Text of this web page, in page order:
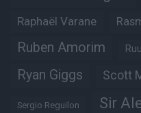
Raphaël Varane
Ruben Amorim
Ryan Giggs Scott
Sergio Reguilon Sir